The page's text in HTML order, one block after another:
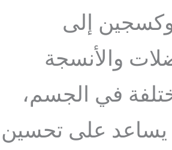
إلى
والأنسجة
في الجسم،
يساعد على تحسين